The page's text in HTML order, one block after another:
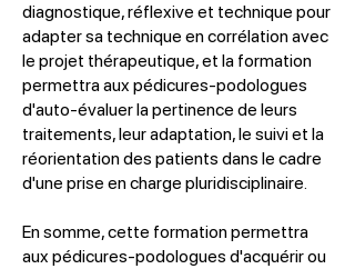
diagnostique, réflexive et technique pour
adapter sa technique en corrélation avec
le projet thérapeutique, et la formation
permettra aux pédicures-podologues
d'auto-évaluer la pertinence de leurs
traitements, leur adaptation, le suivi et la
réorientation des patients dans le cadre
d'une prise en charge pluridisciplinaire.
En somme, cette formation permettra
aux pédicures-podologues d'acquérir ou